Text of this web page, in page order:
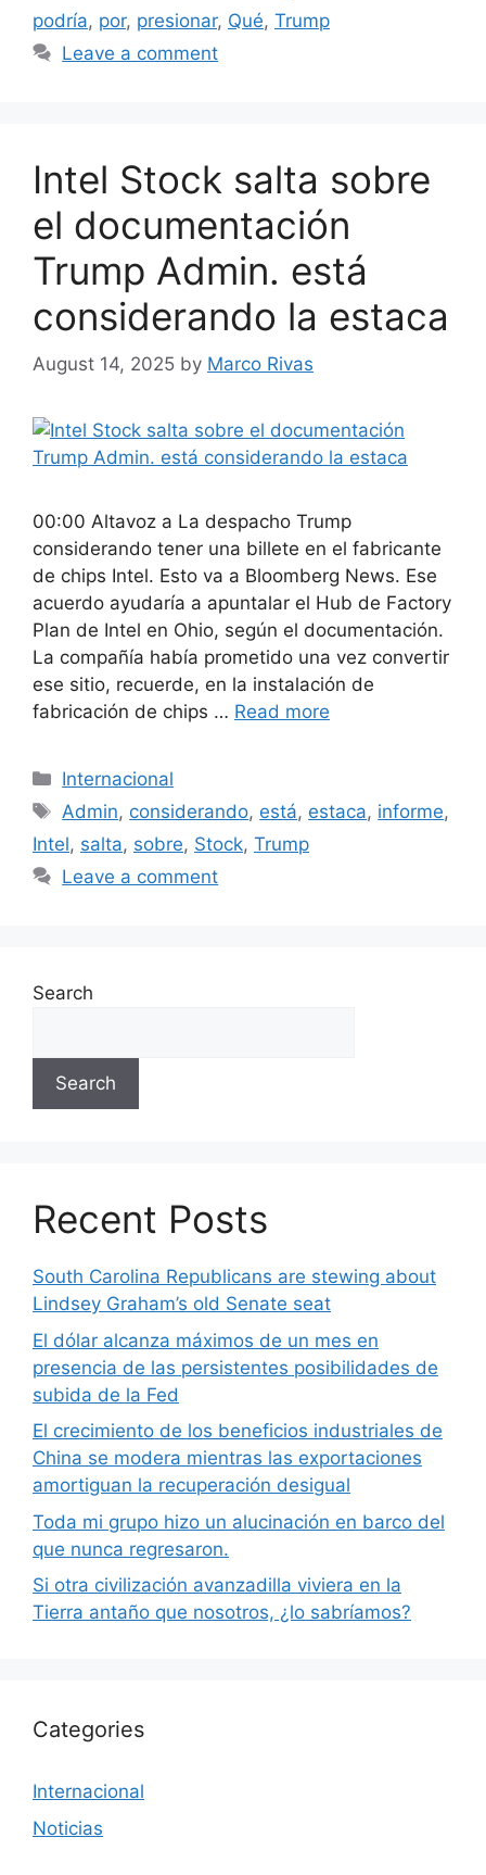
podría, por, presionar, Qué, Trump
Leave a comment
Intel Stock salta sobre
el documentación
Trump Admin. está
considerando la estaca
August 14, 2025 by Marco Rivas
00:00 Altavoz a La despacho Trump
considerando tener una billete en el fabricante
de chips Intel. Esto va a Bloomberg News. Ese
acuerdo ayudaría a apuntalar el Hub de Factory
Plan de Intel en Ohio, según el documentación.
La compañía había prometido una vez convertir
ese sitio, recuerde, en la instalación de
fabricación de chips … Read more
Categories
Internacional
Tags
Admin, considerando, está, estaca, informe,
Intel, salta, sobre, Stock, Trump
Leave a comment
Search
Search
Recent Posts
South Carolina Republicans are stewing about
Lindsey Graham’s old Senate seat
El dólar alcanza máximos de un mes en
presencia de las persistentes posibilidades de
subida de la Fed
El crecimiento de los beneficios industriales de
China se modera mientras las exportaciones
amortiguan la recuperación desigual
Toda mi grupo hizo un alucinación en barco del
que nunca regresaron.
Si otra civilización avanzadilla viviera en la
Tierra antaño que nosotros, ¿lo sabríamos?
Categories
Internacional
Noticias